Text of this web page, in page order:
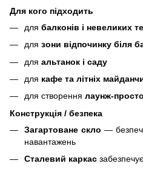
Для кого підходить
для балконів і невеликих
для зони відпочинку біля
для альтанок і саду
для кафе та літніх
для створення лаунж-
Конструкція / безпека
Загартоване скло —
навантажень
Сталевий каркас забезпечує